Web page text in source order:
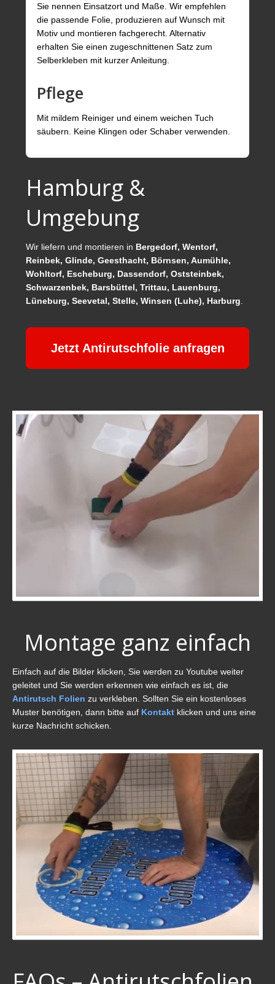
Sie nennen Einsatzort und Maße. Wir empfehlen
die passende Folie, produzieren auf Wunsch mit
Motiv und montieren fachgerecht. Alternativ
erhalten Sie einen zugeschnittenen Satz zum
Selberkleben mit kurzer Anleitung.
Pflege
Mit mildem Reiniger und einem weichen Tuch
säubern. Keine Klingen oder Schaber verwenden.
Hamburg &
Umgebung
Wir liefern und montieren in Bergedorf, Wentorf,
Reinbek, Glinde, Geesthacht, Börnsen, Aumühle,
Wohltorf, Escheburg, Dassendorf, Oststeinbek,
Schwarzenbek, Barsbüttel, Trittau, Lauenburg,
Lüneburg, Seevetal, Stelle, Winsen (Luhe), Harburg
Jetzt Antirutschfolie anfragen
Montage ganz einfach
Einfach auf die Bilder klicken, Sie werden zu Youtube weiter
geleitet und Sie werden erkennen wie einfach es ist, die
Antirutsch Folien zu verkleben. Sollten Sie ein kostenloses
Muster benötigen, dann bitte auf Kontakt klicken und uns eine
kurze Nachricht schicken.